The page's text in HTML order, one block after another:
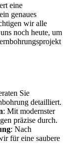
eine
genaues
wir alle
noch heute, um
Sie
detailliert.
: Mit modernster
präzise durch.
: Nach
für eine saubere